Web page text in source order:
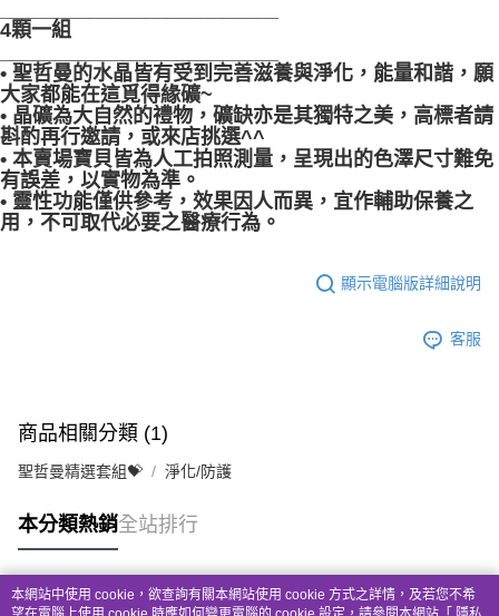
4顆一組
• 聖哲曼的水晶皆有受到完善滋養與淨化，能量和諧，願
大家都能在這覓得緣礦~
• 晶礦為大自然的禮物，礦缺亦是其獨特之美，高標者請
斟酌再行邀請，或來店挑選^^
• 本賣場寶貝皆為人工拍照測量，呈現出的色澤尺寸難免
有誤差，以實物為準。
• 靈性功能僅供參考，效果因人而異，宜作輔助保養之
用，不可取代必要之醫療行為。
顯示電腦版詳細說明
客服
商品相關分類 (1)
聖哲曼精選套組💝 淨化/防護
本分類熱銷全站排行
熱門標籤
本網站中使用 cookie，欲查詢有關本網站使用 cookie 方式之詳情，及若您不希